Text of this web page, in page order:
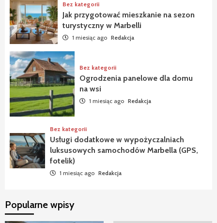
Bez kategorii
Jak przygotować mieszkanie na sezon
turystyczny w Marbelli
1 miesiąc ago Redakcja
Bez kategorii
Ogrodzenia panelowe dla domu
na wsi
1 miesiąc ago Redakcja
Bez kategorii
Usługi dodatkowe w wypożyczalniach
luksusowych samochodów Marbella (GPS,
fotelik)
1 miesiąc ago Redakcja
Popularne wpisy